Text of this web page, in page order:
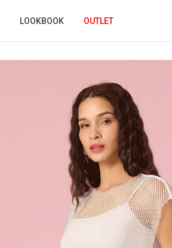
LOOKBOOK OUTLET